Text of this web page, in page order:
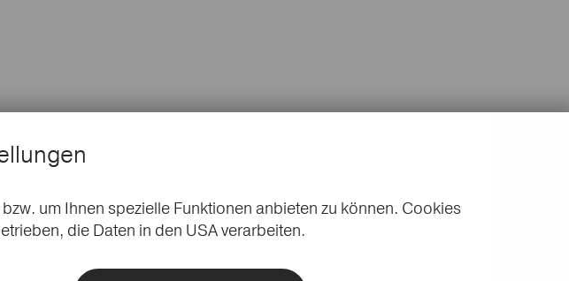
um Ihnen spezielle Funktionen anbieten zu können. Cookies
die Daten in den USA verarbeiten.